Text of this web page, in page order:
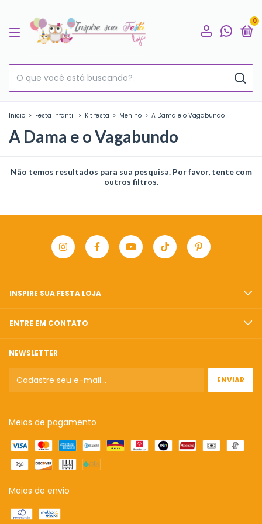
0
Início > Festa Infantil > Kit festa > Menino > A Dama e o Vagabundo
A Dama e o Vagabundo
Não temos resultados para sua pesquisa. Por favor, tente com
outros filtros.
INSPIRE SUA FESTA LOJA
ENTRE EM CONTATO
NEWSLETTER
Meios de pagamento
Meios de envio